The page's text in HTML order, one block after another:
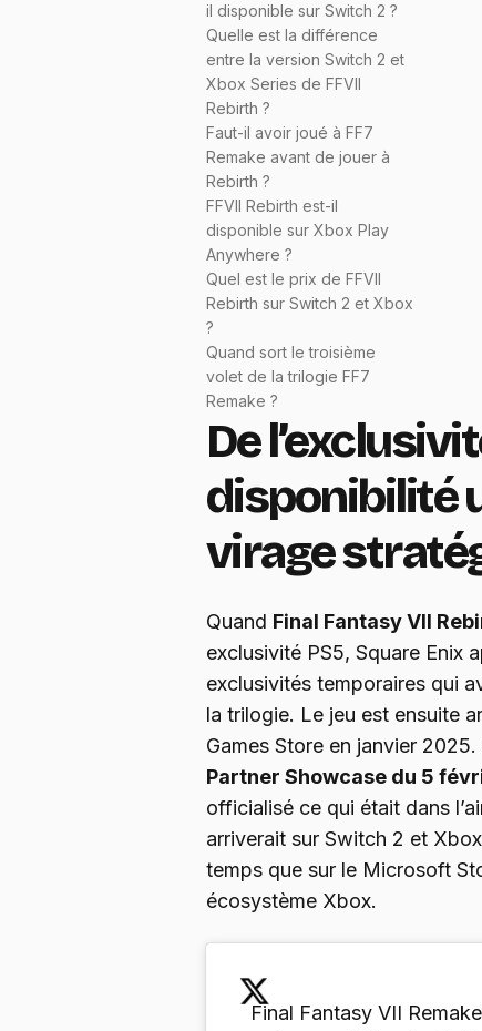
il disponible sur Switch 2 ?
Quelle est la différence
entre la version Switch 2 et
Xbox Series de FFVII
Rebirth ?
Faut-il avoir joué à FF7
Remake avant de jouer à
Rebirth ?
FFVII Rebirth est-il
disponible sur Xbox Play
Anywhere ?
Quel est le prix de FFVII
Rebirth sur Switch 2 et Xbox
?
Quand sort le troisième
volet de la trilogie FF7
Remake ?
De
disponibilité
virage
Quand Final Fantasy VII
exclusivité PS5, Square Enix
exclusivités temporaires qui
la trilogie. Le jeu est ensuite
Games Store en janvier 2025.
Partner Showcase du 5
officialisé ce qui était dans
arriverait sur Switch 2 et
temps que sur le Microsoft
écosystème Xbox.
Final Fantasy VII